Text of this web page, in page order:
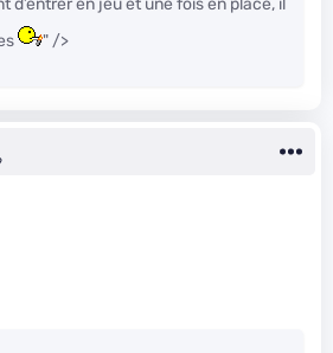
d’entrer en jeu et une fois en place, il
" />